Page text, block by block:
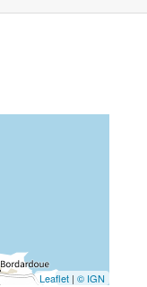
Leaflet | © IGN